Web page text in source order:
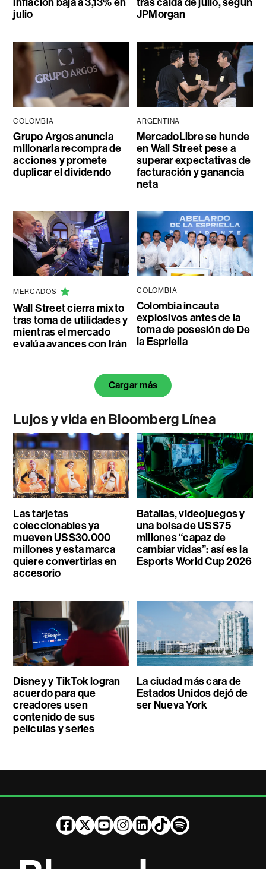
julio
JPMorgan
COLOMBIA
Grupo Argos anuncia
millonaria recompra de
acciones y promete
duplicar el dividendo
ARGENTINA
MercadoLibre se hunde
en Wall Street pese a
superar expectativas de
facturación y ganancia
neta
MERCADOS
Wall Street cierra mixto
tras toma de utilidades y
mientras el mercado
evalúa avances con Irán
COLOMBIA
Colombia incauta
explosivos antes de la
toma de posesión de De
la Espriella
Cargar más
Lujos y vida en Bloomberg Línea
Las tarjetas
coleccionables ya
mueven US$30.000
millones y esta marca
quiere convertirlas en
accesorio
Batallas, videojuegos y
una bolsa de US$75
millones “capaz de
cambiar vidas”: así es la
Esports World Cup 2026
Disney y TikTok logran
acuerdo para que
creadores usen
contenido de sus
películas y series
La ciudad más cara de
Estados Unidos dejó de
ser Nueva York